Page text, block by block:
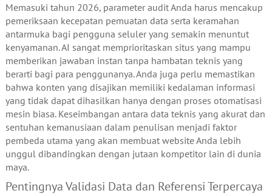
Memasuki tahun 2026, parameter audit Anda harus mencakup
pemeriksaan kecepatan pemuatan data serta keramahan
antarmuka bagi pengguna seluler yang semakin menuntut
kenyamanan. AI sangat memprioritaskan situs yang mampu
memberikan jawaban instan tanpa hambatan teknis yang
berarti bagi para penggunanya. Anda juga perlu memastikan
bahwa konten yang disajikan memiliki kedalaman informasi
yang tidak dapat dihasilkan hanya dengan proses otomatisasi
mesin biasa. Keseimbangan antara data teknis yang akurat dan
sentuhan kemanusiaan dalam penulisan menjadi faktor
pembeda utama yang akan membuat website Anda lebih
unggul dibandingkan dengan jutaan kompetitor lain di dunia
maya.
Pentingnya Validasi Data dan Referensi Terpercaya